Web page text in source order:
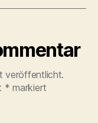
veröffentlicht.
* markiert